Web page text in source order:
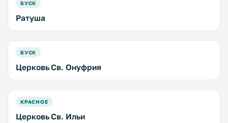
БУСК
Ратуша
БУСК
Церковь Св. Онуфрия
КРАСНОЕ
Церковь Св. Ильи